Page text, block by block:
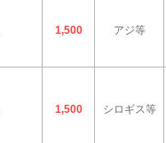
1,500 アジ等
1,500 シロギス等